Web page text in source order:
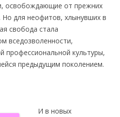
освобождающие от прежних
Но для неофитов, хлынувших в
свобода стала
вседозво­ленности,
культуры,
предыдущим поколением.
И в новых